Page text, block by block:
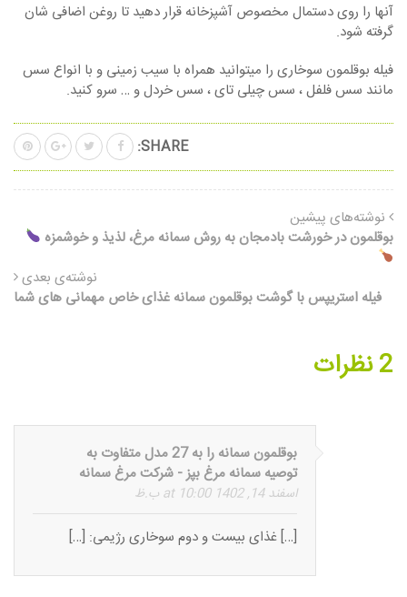
آنها را روی دستمال مخصوص آشپزخانه قرار دهید تا روغن اضافی شان
گرفته شود.
فیله بوقلمون سوخاری را میتوانید همراه با سیب زمینی و با انواع سس
مانند سس فلفل ، سس چیلی تای ، سس خردل و … سرو کنید.
SHARE:
نوشته‌های پیشین
بوقلمون در خورشت بادمجان به روش سمانه مرغ، لذیذ و خوشمزه
نوشته‌ی بعدی
فیله استریپس با گوشت بوقلمون سمانه غذای خاص مهمانی های شما
2 نظرات
بوقلمون سمانه را به 27 مدل متفاوت به
توصیه سمانه مرغ بپز - شرکت مرغ سمانه
اسفند 14, 1402 at 10:00 ب.ظ
[…] غذای بیست و دوم سوخاری رژیمی: […]